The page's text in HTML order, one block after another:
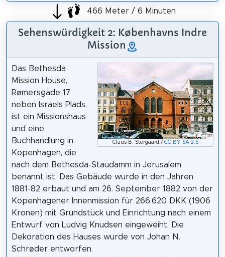
466 Meter / 6 Minuten
Sehenswürdigkeit 2: Københavns Indre
Mission
Claus B. Storgaard / CC BY-SA 2.5
Das Bethesda
Mission House,
Rømersgade 17
neben Israels Plads,
ist ein Missionshaus
und eine
Buchhandlung in
Kopenhagen, die
nach dem Bethesda-Staudamm in Jerusalem
benannt ist. Das Gebäude wurde in den Jahren
1881-82 erbaut und am 26. September 1882 von der
Kopenhagener Innenmission für 266.620 DKK (1906
Kronen) mit Grundstück und Einrichtung nach einem
Entwurf von Ludvig Knudsen eingeweiht. Die
Dekoration des Hauses wurde von Johan N.
Schrøder entworfen.